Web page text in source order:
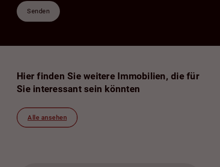
Senden
Hier finden Sie weitere Immobilien, die für
Sie interessant sein könnten
Alle ansehen